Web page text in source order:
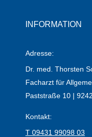
INFORMATION
Adresse:
Dr. med. Thorsten
Facharzt für
Paststraße 10 |
Kontakt:
T 09431 99098 03